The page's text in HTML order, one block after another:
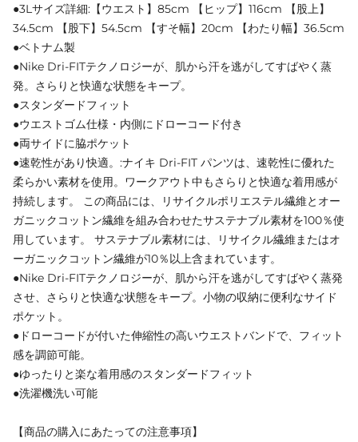
●3Lサイズ詳細:【ウエスト】85cm 【ヒップ】116cm 【股上】
34.5cm 【股下】54.5cm 【すそ幅】20cm 【わたり幅】36.5cm
●ベトナム製
●Nike Dri-FITテクノロジーが、肌から汗を逃がしてすばやく蒸
発。さらりと快適な状態をキープ。
●スタンダードフィット
●ウエストゴム仕様・内側にドローコード付き
●両サイドに脇ポケット
●速乾性があり快適。:ナイキ Dri-FIT パンツは、速乾性に優れた
柔らかい素材を使用。ワークアウト中もさらりと快適な着用感が
持続します。 この商品には、リサイクルポリエステル繊維とオー
ガニックコットン繊維を組み合わせたサステナブル素材を100％使
用しています。 サステナブル素材には、リサイクル繊維またはオ
ーガニックコットン繊維が10％以上含まれています。
●Nike Dri-FITテクノロジーが、肌から汗を逃がしてすばやく蒸発
させ、さらりと快適な状態をキープ。小物の収納に便利なサイド
ポケット。
●ドローコードが付いた伸縮性の高いウエストバンドで、フィット
感を調節可能。
●ゆったりと楽な着用感のスタンダードフィット
●洗濯機洗い可能
【商品の購入にあたっての注意事項】